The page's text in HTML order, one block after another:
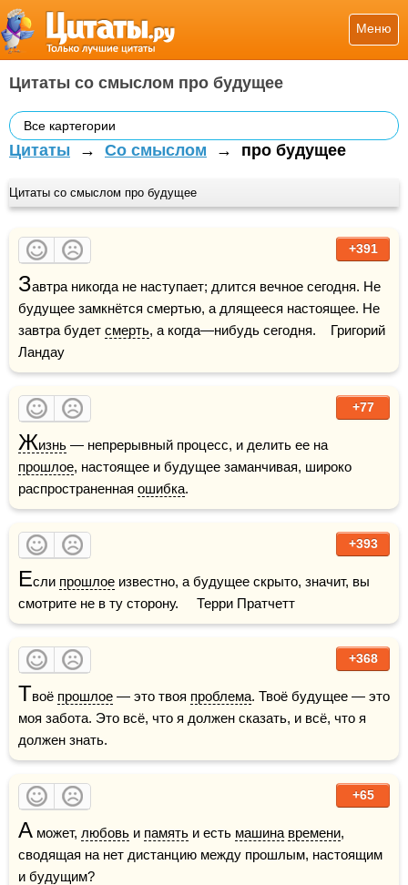
Меню
Цитаты со смыслом про будущее
Все картегории
Цитаты → Со смыслом → про будущее
Цитаты со смыслом про будущее
+391
Завтра никогда не наступает; длится вечное сегодня. Не
будущее замкнётся смертью, а длящееся настоящее. Не
завтра будет смерть, а когда—нибудь сегодня.    Григорий
Ландау
+77
Жизнь
прошлое, настоящее и будущее заманчивая, широко
распространенная ошибка.
+393
Если прошлое известно, а будущее скрыто, значит, вы
смотрите не в ту сторону.     Терри Пратчетт
+368
Твоё прошлое — это твоя проблема. Твоё будущее — это
моя забота. Это всё, что я должен сказать, и всё, что я
должен знать.
+65
А может, любовь и память и есть машина времени,
сводящая на нет дистанцию между прошлым, настоящим
и будущим?